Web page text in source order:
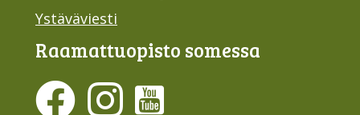
Ystäväviesti
Raamattu­opisto somessa